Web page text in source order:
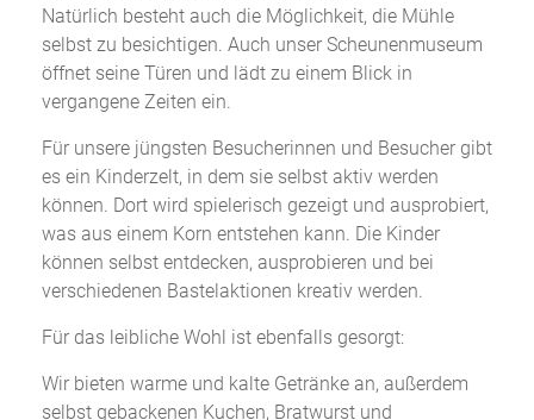
Natürlich besteht auch die Möglichkeit, die Mühle
selbst zu besichtigen. Auch unser Scheunenmuseum
öffnet seine Türen und lädt zu einem Blick in
vergangene Zeiten ein.
Für unsere jüngsten Besucherinnen und Besucher gibt
es ein Kinderzelt, in dem sie selbst aktiv werden
können. Dort wird spielerisch gezeigt und ausprobiert,
was aus einem Korn entstehen kann. Die Kinder
können selbst entdecken, ausprobieren und bei
verschiedenen Bastelaktionen kreativ werden.
Für das leibliche Wohl ist ebenfalls gesorgt:
Wir bieten warme und kalte Getränke an, außerdem
selbst gebackenen Kuchen, Bratwurst und